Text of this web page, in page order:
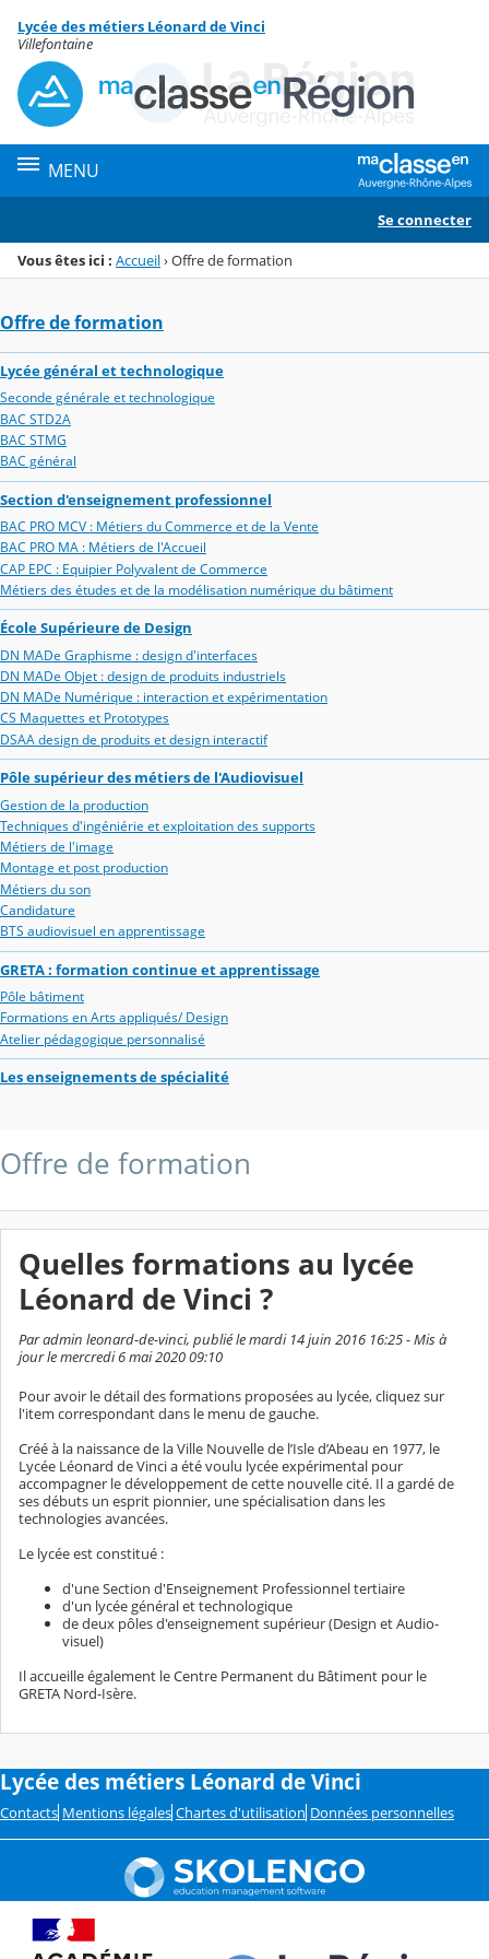
Menu de la rubrique
Contenu
Lycée des métiers Léonard de Vinci
Villefontaine
MENU
Se connecter
Vous êtes ici : Accueil›Offre de formation
Offre de formation
Lycée général et technologique
Seconde générale et technologique
BAC STD2A
BAC STMG
BAC général
Section d'enseignement professionnel
BAC PRO MCV : Métiers du Commerce et de la Vente
BAC PRO MA : Métiers de l'Accueil
CAP EPC : Equipier Polyvalent de Commerce
Métiers des études et de la modélisation numérique du bâtiment
École Supérieure de Design
DN MADe Graphisme : design d'interfaces
DN MADe Objet : design de produits industriels
DN MADe Numérique : interaction et expérimentation
CS Maquettes et Prototypes
DSAA design de produits et design interactif
Pôle supérieur des métiers de l'Audiovisuel
Gestion de la production
Techniques d'ingéniérie et exploitation des supports
Métiers de l'image
Montage et post production
Métiers du son
Candidature
BTS audiovisuel en apprentissage
GRETA : formation continue et apprentissage
Pôle bâtiment
Formations en Arts appliqués/ Design
Atelier pédagogique personnalisé
Les enseignements de spécialité
Offre de formation
Quelles formations au lycée
Léonard de Vinci ?
Par admin leonard-de-vinci, publié le mardi 14 juin 2016 16:25 - Mis à
jour le mercredi 6 mai 2020 09:10
Pour avoir le détail des formations proposées au lycée, cliquez sur
l'item correspondant dans le menu de gauche.
Créé à la naissance de la Ville Nouvelle de l’Isle d’Abeau en 1977, le
Lycée Léonard de Vinci a été voulu lycée expérimental pour
accompagner le développement de cette nouvelle cité. Il a gardé de
ses débuts un esprit pionnier, une spécialisation dans les
technologies avancées.
Le lycée est constitué :
d'une Section d'Enseignement Professionnel tertiaire
d'un lycée général et technologique
de deux pôles d'enseignement supérieur (Design et Audio-
visuel)
Il accueille également le Centre Permanent du Bâtiment pour le
GRETA Nord-Isère.
Lycée des métiers Léonard de Vinci
Contacts Mentions légales Chartes d'utilisation Données personnelles